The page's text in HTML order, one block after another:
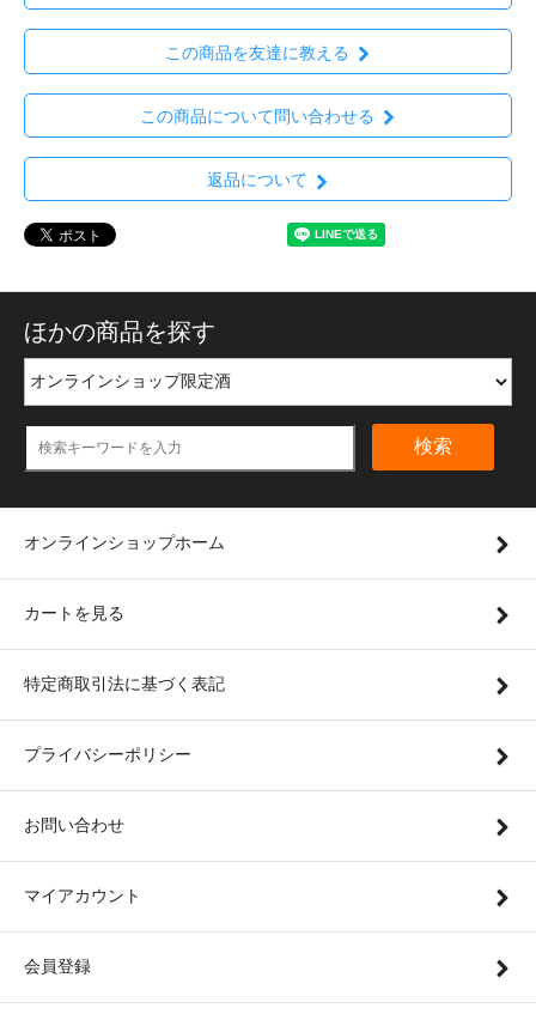
この商品を友達に教える
この商品について問い合わせる
返品について
ほかの商品を探す
検索
オンラインショップホーム
カートを見る
特定商取引法に基づく表記
プライバシーポリシー
お問い合わせ
マイアカウント
会員登録